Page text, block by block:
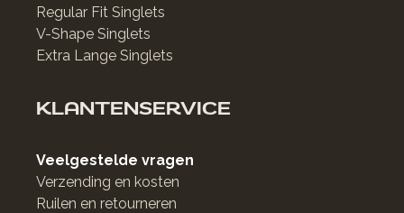
Regular Fit Singlets
V-Shape Singlets
Extra Lange Singlets
KLANTENSERVICE
Veelgestelde vragen
Verzending en kosten
Ruilen en retourneren